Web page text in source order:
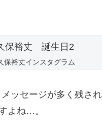
保裕丈インスタグラム
メッセージが多く残され
よね…。